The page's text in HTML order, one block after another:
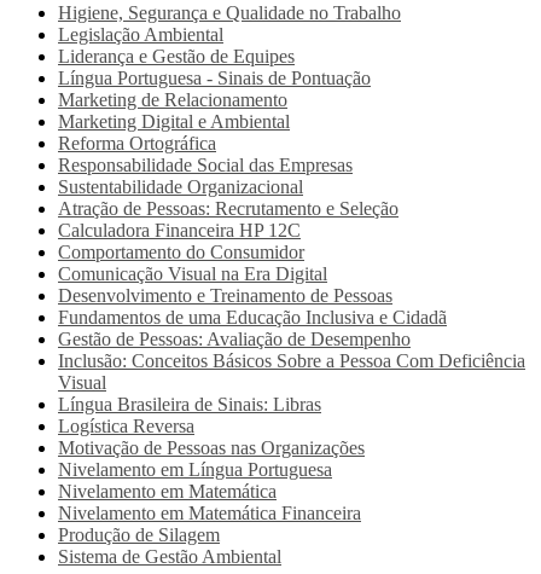
Higiene, Segurança e Qualidade no Trabalho
Legislação Ambiental
Liderança e Gestão de Equipes
Língua Portuguesa - Sinais de Pontuação
Marketing de Relacionamento
Marketing Digital e Ambiental
Reforma Ortográfica
Responsabilidade Social das Empresas
Sustentabilidade Organizacional
Atração de Pessoas: Recrutamento e Seleção
Calculadora Financeira HP 12C
Comportamento do Consumidor
Comunicação Visual na Era Digital
Desenvolvimento e Treinamento de Pessoas
Fundamentos de uma Educação Inclusiva e Cidadã
Gestão de Pessoas: Avaliação de Desempenho
Inclusão: Conceitos Básicos Sobre a Pessoa Com Deficiência
Visual
Língua Brasileira de Sinais: Libras
Logística Reversa
Motivação de Pessoas nas Organizações
Nivelamento em Língua Portuguesa
Nivelamento em Matemática
Nivelamento em Matemática Financeira
Produção de Silagem
Sistema de Gestão Ambiental